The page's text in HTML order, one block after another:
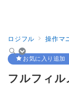
ロジフル 操作マ
お気に入り追加
フルフィ